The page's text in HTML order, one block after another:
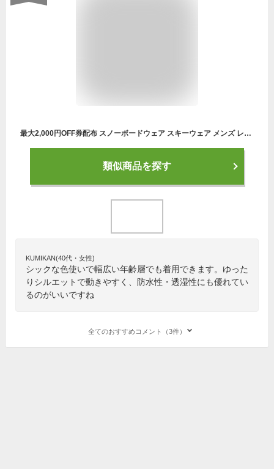
最大2,000円OFF券配布 スノーボードウェア スキーウェア メンズ レディース オーバーサイズ ボードウェア スノボウェア 上下セット スノボ ウェア スノーボード スノボー スキー スノボーウェア スノーウェア ジャケット パンツ 大きい ウエア キッズ も 激安 ISET-53
類似商品を探す
KUMIKAN(40代・女性)
シックな色使いで幅広い年齢層でも着用できます。ゆった
りシルエットで動きやすく、防水性・透湿性にも優れてい
るのがいいですね
全てのおすすめコメント（3件）